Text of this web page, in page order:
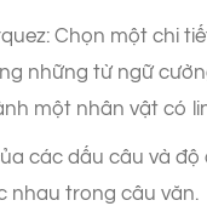
Chọn một chi
những từ ngữ
một nhân vật có
các dấu câu và độ
nhau trong câu văn.